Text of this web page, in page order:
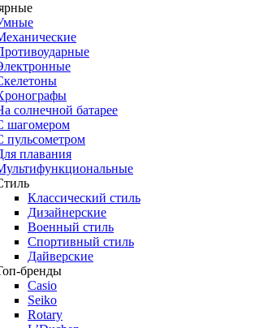
солнечной батарее
шагомером
пульсометром
плавания
Классический стиль
Дизайнерские
Военный стиль
Спортивный стиль
Дайверские
бренды
Casio
Seiko
Rotary